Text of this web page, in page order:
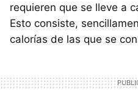
requieren que se lleve a
Esto consiste,
calorías de las que se